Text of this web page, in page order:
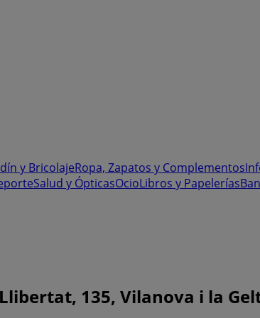
y BricolajeRopa, Zapatos y Complementos
Salud y ÓpticasOcioLibros y Papelerías
135, Vilanova i la